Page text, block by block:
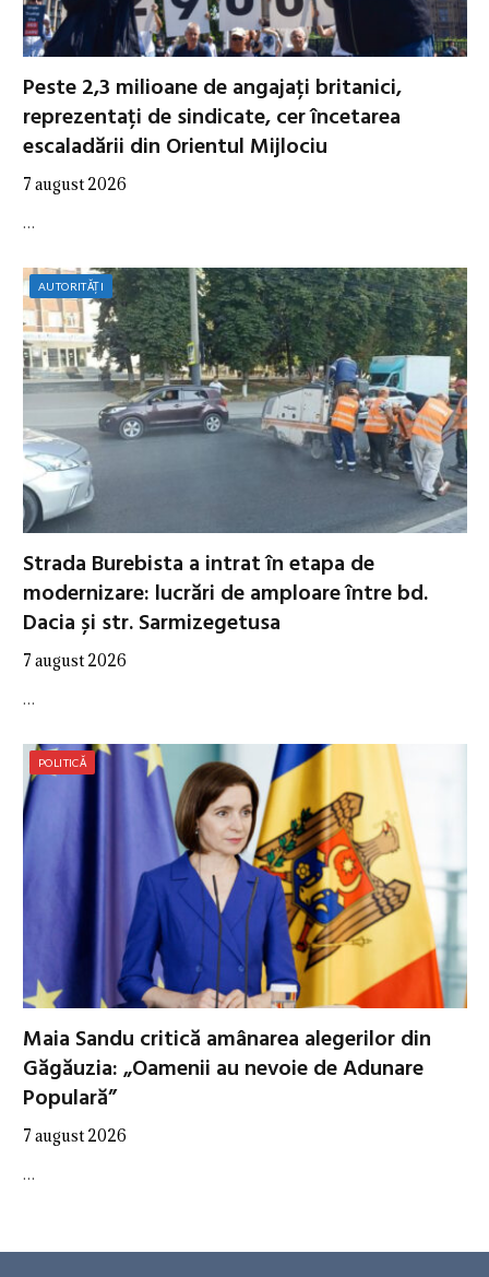
Peste 2,3 milioane de angajați britanici,
reprezentați de sindicate, cer încetarea
escaladării din Orientul Mijlociu
7 august 2026
…
AUTORITĂȚI
Strada Burebista a intrat în etapa de
modernizare: lucrări de amploare între bd.
Dacia și str. Sarmizegetusa
7 august 2026
…
POLITICĂ
Maia Sandu critică amânarea alegerilor din
Găgăuzia: „Oamenii au nevoie de Adunare
Populară”
7 august 2026
…